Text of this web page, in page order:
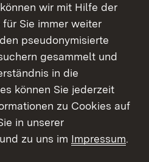
Baden-Württemberg
wir mit Hilfe der
Sie immer weiter
pseudonymisierte
gesammelt und
in die
können Sie jederzeit
zu Cookies auf
in unserer
und zu uns im Impressum.